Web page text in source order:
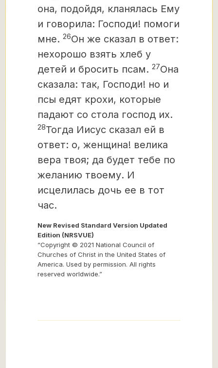
она, подойдя, кланялась Ему
и говорила: Господи! помоги
мне. 26Он же сказал в ответ:
нехорошо взять хлеб у
детей и бросить псам. 27Она
сказала: так, Господи! но и
псы едят крохи, которые
падают со стола господ их.
28Тогда Иисус сказал ей в
ответ: о, женщина! велика
вера твоя; да будет тебе по
желанию твоему. И
исцелилась дочь ее в тот
час.
New Revised Standard Version Updated
Edition (NRSVUE)
“Copyright © 2021 National Council of
Churches of Christ in the United States of
America. Used by permission. All rights
reserved worldwide.”